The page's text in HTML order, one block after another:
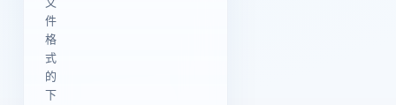
件
格
式
的
下